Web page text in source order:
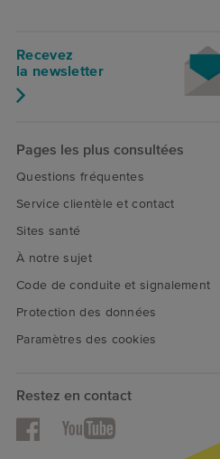
Recevez
la newsletter
Pages les plus consultées
Questions fréquentes
Service clientèle et contact
Sites santé
À notre sujet
Code de conduite et signalement
Protection des données
Paramètres des cookies
Restez en contact
FacebookYouTube